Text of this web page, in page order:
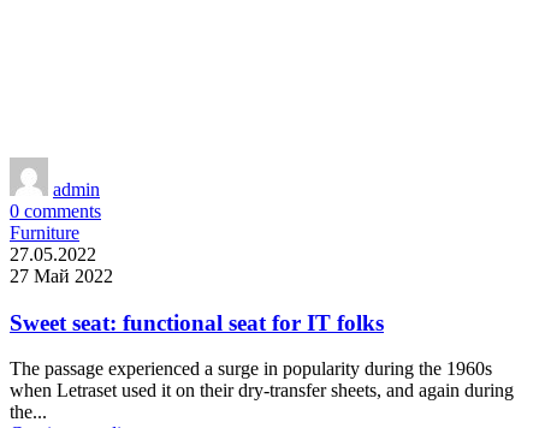
admin
0 comments
Furniture
27.05.2022
27 Май 2022
Sweet seat: functional seat for IT folks
The passage experienced a surge in popularity during the 1960s
when Letraset used it on their dry-transfer sheets, and again during
the...